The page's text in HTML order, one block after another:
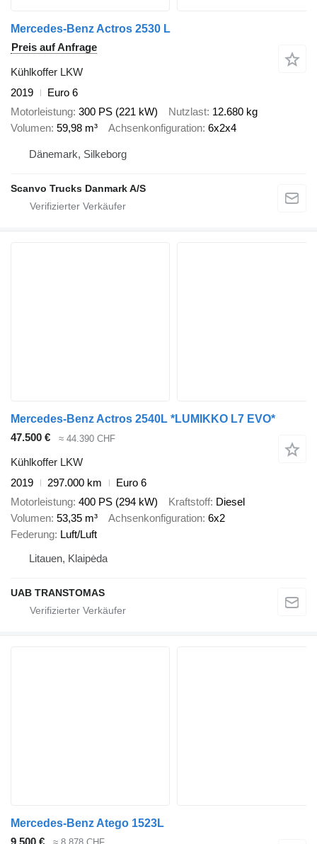
Mercedes-Benz Actros 2530 L
Preis auf Anfrage
Kühlkoffer LKW
2019
Euro 6
Motorleistung 300 PS (221 kW) Nutzlast 12.680 kg
Volumen 59,98 m³ Achsenkonfiguration 6x2x4
Dänemark, Silkeborg
Scanvo Trucks Danmark A/S
Mercedes-Benz Actros 2540L *LUMIKKO L7 EVO*
47.500 €
≈ 44.390 CHF
Kühlkoffer LKW
2019
297.000 km
Euro 6
Motorleistung 400 PS (294 kW) Kraftstoff Diesel
Volumen 53,35 m³ Achsenkonfiguration 6x2
Federung Luft/Luft
Litauen, Klaipėda
UAB TRANSTOMAS
Mercedes-Benz Atego 1523L
9.500 €